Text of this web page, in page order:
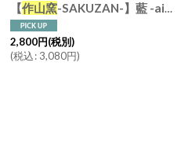
【作山窯-SAKUZAN-】藍 -ai- パスタ皿 φ21.5cm ターコイズ ネイビー リムボウル 日本製
2,800円(税別)
(税込: 3,080円)